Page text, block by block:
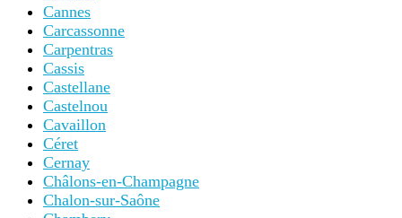
Cannes
Carcassonne
Carpentras
Cassis
Castellane
Castelnou
Cavaillon
Céret
Cernay
Châlons-en-Champagne
Chalon-sur-Saône